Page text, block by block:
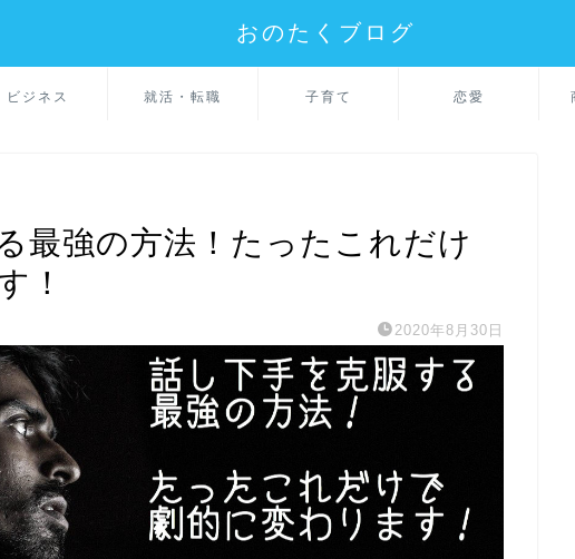
おのたくブログ
ビジネス 就活・転職 子育て 恋愛
最強の方法！たったこれだけ
！
2020年8月30日